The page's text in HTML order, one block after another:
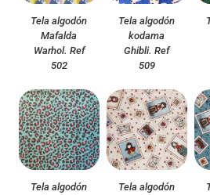
Tela algodón
Mafalda
Warhol. Ref
502
Tela algodón
kodama
Ghibli. Ref
509
Tela algodón
Tela algodón